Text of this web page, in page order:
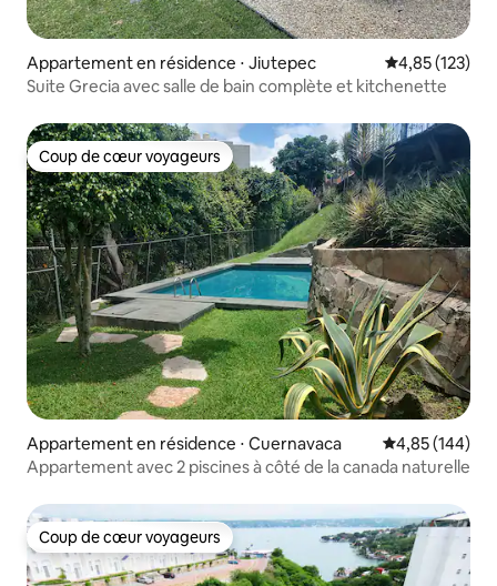
Appartement en résidence ⋅ Jiutepec Évaluation
4,85 (123)
Suite Grecia avec salle de bain complète et kitchenette
Coup de cœur voyageurs
Coup de cœur voyageurs
Appartement en résidence ⋅ Cuernavaca Évaluation
4,85 (144)
Appartement avec 2 piscines à côté de la canada naturelle
Coup de cœur voyageurs
Coup de cœur voyageurs